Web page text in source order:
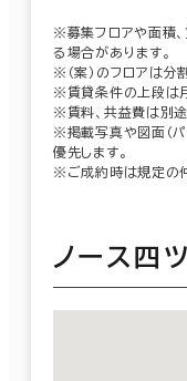
※募集フロアや面積
る場合があります。
※（案）のフロアは分
※賃貸条件の上段は
※賃料、共益費は別途
※掲載写真や図面（
優先します。
※ご成約時は規定の
ノース四